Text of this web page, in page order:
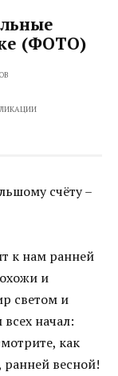
(ФОТО)
счёту –
к нам ранней
и
светом и
начал:
как
весной!